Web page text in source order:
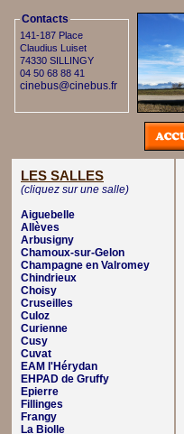
Contacts
141-187 Place
Claudius Luiset
74330 SILLINGY
04 50 68 88 41
cinebus@cinebus.fr
LES SALLES
(cliquez sur une salle)
Aiguebelle
Allèves
Arbusigny
Chamoux-sur-Gelon
Champagne en Valromey
Chindrieux
Choisy
Cruseilles
Culoz
Curienne
Cusy
Cuvat
EAM l'Hérydan
EHPAD de Gruffy
Epierre
Fillinges
Frangy
La Biolle